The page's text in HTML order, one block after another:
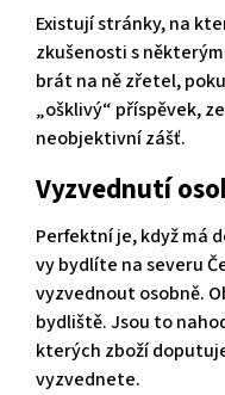
Existují stránky, na
zkušenosti s
brát na ně zřetel,
„ošklivý“ příspěvek,
neobjektivní zášť.
Vyzvednutí
Perfektní je, když má
vy bydlíte na severu
vyzvednout osobně.
bydliště. Jsou to
kterých zboží
vyzvednete.